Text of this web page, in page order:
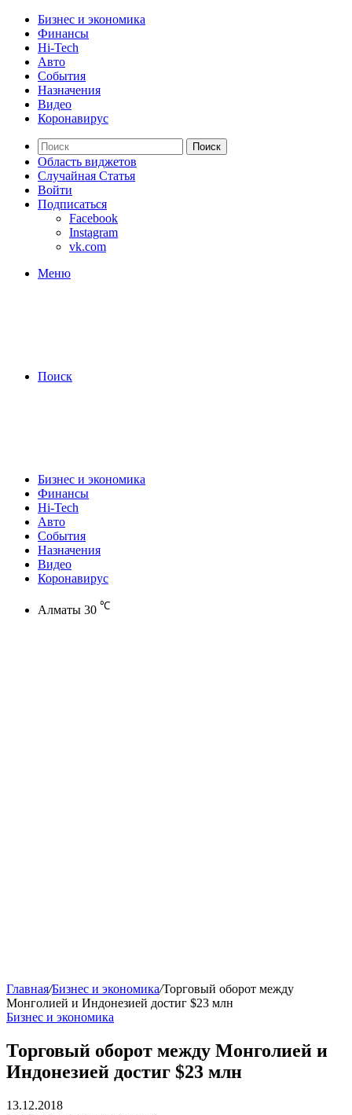
Бизнес и экономика
Финансы
Hi-Tech
Авто
События
Назначения
Видео
Коронавирус
Поиск
Область виджетов
Случайная Статья
Войти
Подписаться
Facebook
Instagram
vk.com
Меню
Поиск
Бизнес и экономика
Финансы
Hi-Tech
Авто
События
Назначения
Видео
Коронавирус
Алматы 30 ℃
Главная/Бизнес и экономика/Торговый оборот между
Монголией и Индонезией достиг $23 млн
Бизнес и экономика
Торговый оборот между Монголией и
Индонезией достиг $23 млн
13.12.2018